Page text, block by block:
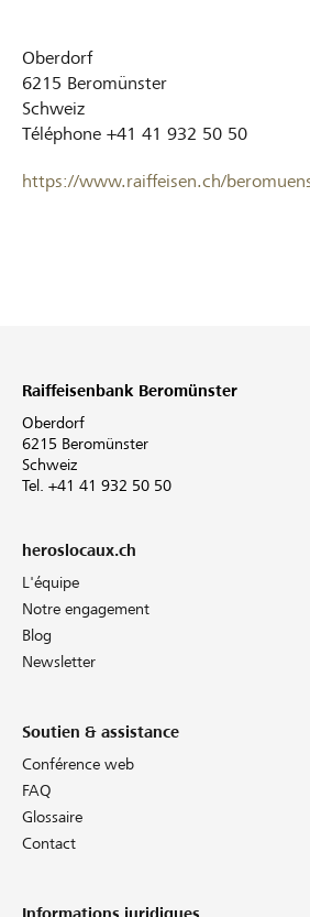
Oberdorf
6215 Beromünster
Schweiz
Téléphone +41 41 932 50 50
https://www.raiffeisen.ch/
Raiffeisenbank Beromünster
Oberdorf
6215 Beromünster
Schweiz
Tel. +41 41 932 50 50
heroslocaux.ch
L'équipe
Notre engagement
Blog
Newsletter
Soutien & assistance
Conférence web
FAQ
Glossaire
Contact
Informations juridiques